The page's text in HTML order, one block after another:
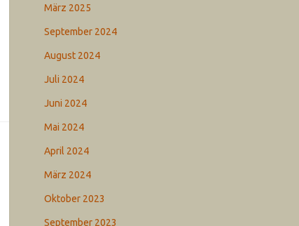
März 2025
September 2024
August 2024
Juli 2024
Juni 2024
Mai 2024
April 2024
März 2024
Oktober 2023
September 2023